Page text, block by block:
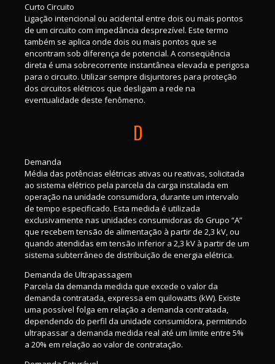
Curto Circuito
Ligação intencional ou acidental entre dois ou mais pontos
de um circuito com impedância desprezível. Este termo
também se aplica onde dois ou mais pontos que se
encontram sob diferença de potencial. A conseqüência
direta é uma sobrecorrente instantânea elevada e perigosa
para o circuito. Utilizar sempre disjuntores para proteção
dos circuitos elétricos que desligam a rede na
eventualidade deste fenômeno.
D
Demanda
Média das potências elétricas ativas ou reativas, solicitada
ao sistema elétrico pela parcela da carga instalada em
operação na unidade consumidora, durante um intervalo
de tempo especificado. Esta medida é utilizada
exclusivamente nas unidades consumidoras do Grupo “A”
que recebem tensão de alimentação à partir de 2,3 kV, ou
quando atendidas em tensão inferior a 2,3 kV à partir de um
sistema subterrâneo de distribuição de energia elétrica.
Demanda de Ultrapassagem
Parcela da demanda medida que excede o valor da
demanda contratada, expressa em quilowatts (kW). Existe
uma possível folga em relação a demanda contratada,
dependendo do perfil da unidade consumidora, permitindo
ultrapassar a demanda medida real até um limite entre 5%
a 20% em relação ao valor de contratação.